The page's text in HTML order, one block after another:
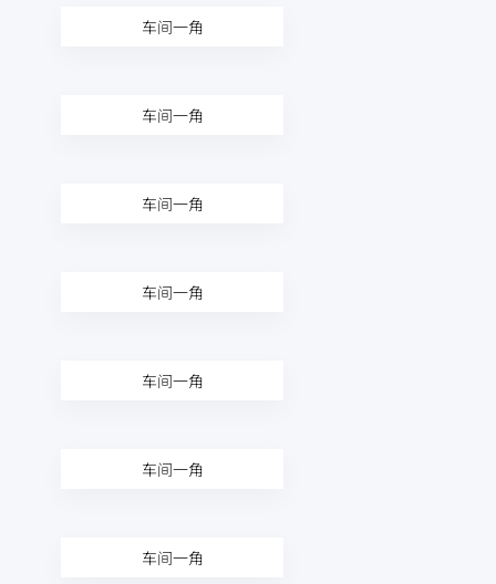
车间一角
车间一角
车间一角
车间一角
车间一角
车间一角
车间一角